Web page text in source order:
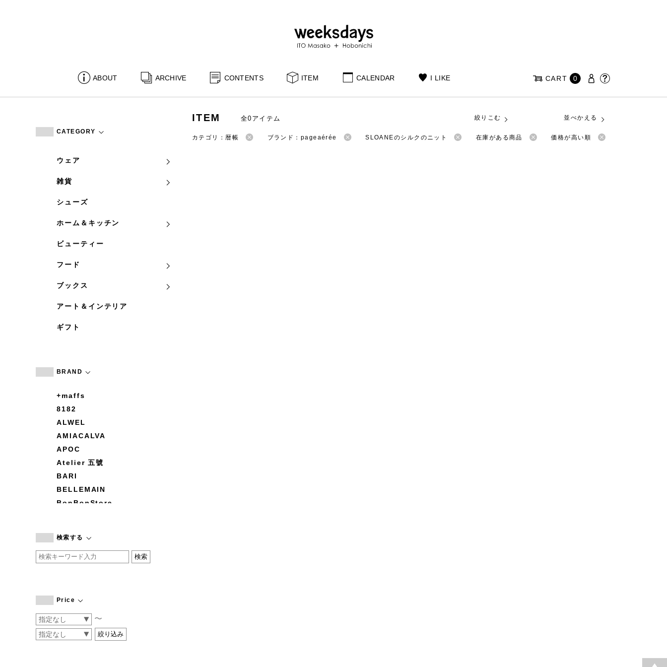
ABOUT ARCHIVE CONTENTS ITEM CALENDAR I LIKE CART 0
CATEGORY
ウェア
雑貨
シューズ
ホーム＆キッチン
ビューティー
フード
ブックス
アート＆インテリア
ギフト
BRAND
+maffs
8182
ALWEL
AMIACALVA
APOC
Atelier 五號
BARI
BELLEMAIN
BonBonStore
by basics
CATWORTH
COGTHEBIGSMOKE
CONVERSE
DEAN & DELUCA
検索する
Price
〜
ITEM 全0アイテム 絞りこむ 並べかえる
カテゴリ：暦帳 ブランド：pageaérée SLOANEのシルクのニット 在庫がある商品 価格が高い順